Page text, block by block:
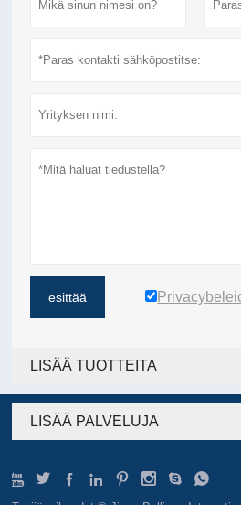
esittää
LISÄÄ TUOTTEITA
LISÄÄ PALVELUJA
       